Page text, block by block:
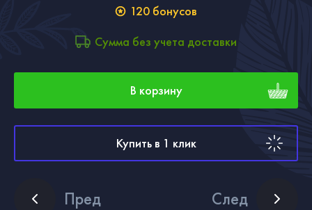
120 бонусов
Сумма без учета доставки
В корзину
Купить в 1 клик
Пред След